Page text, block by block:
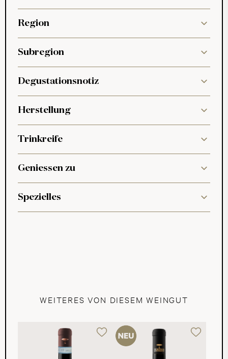
Region
Subregion
Degustationsnotiz
Herstellung
Trinkreife
Geniessen zu
Spezielles
WEITERES VON DIESEM WEINGUT